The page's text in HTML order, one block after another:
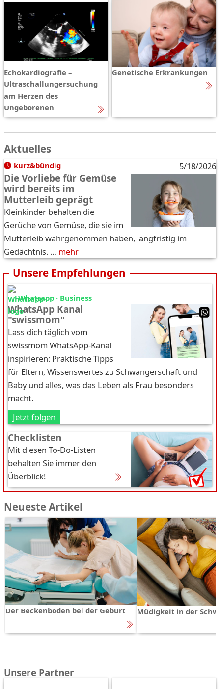
Echokardiografie –
Ultraschallungersuchung
am Herzen des
Ungeborenen
Genetische Erkrankungen
Aktuelles
kurz&bündig 5/18/2026
Die Vorliebe für Gemüse
wird bereits im
Mutterleib geprägt
Kleinkinder behalten die
Gerüche von Gemüse, die sie im
Mutterleib wahrgenommen haben, langfristig im
Gedächtnis. … mehr
Unsere Empfehlungen
Whatsapp · Business
WhatsApp Kanal
"swissmom"
Lass dich täglich vom
swissmom WhatsApp-Kanal
inspirieren: Praktische Tipps
für Eltern, Wissenswertes zu Schwangerschaft und
Baby und alles, was das Leben als Frau besonders
macht.
Jetzt folgen
Checklisten
Mit diesen To-Do-Listen
behalten Sie immer den
Überblick!
Neueste Artikel
Der Beckenboden bei der Geburt Müdigkeit in der
Unsere Partner